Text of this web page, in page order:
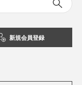
新規会員登録